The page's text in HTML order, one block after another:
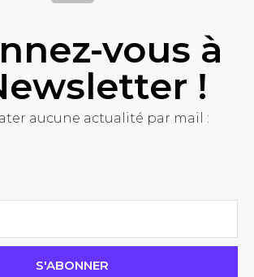
vous à
!
aucune actualité par mail :
S'ABONNER